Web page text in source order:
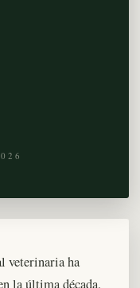
veterinaria ha
la última década.